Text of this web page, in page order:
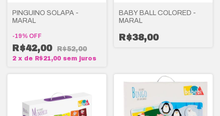
PINGUINO SOLAPA -
MARAL
-19% OFF
R$42,00 R$52,00
2 x de R$21,00 sem juros
BABY BALL COLORED -
MARAL
R$38,00